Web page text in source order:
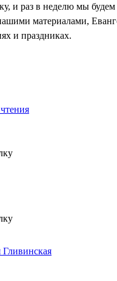
и раз в неделю мы будем
материалами,
и праздниках.